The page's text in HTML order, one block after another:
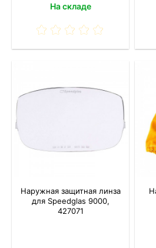
На складе
Наружная защитная линза
для Speedglas 9000,
427071